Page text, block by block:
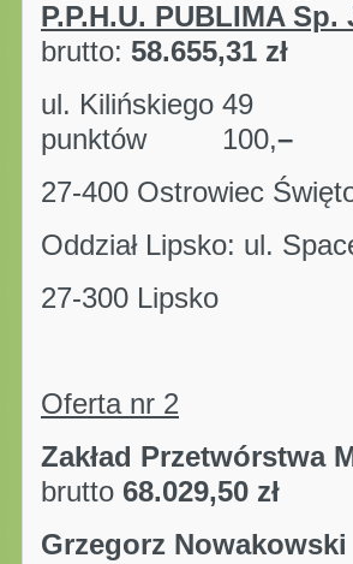
P.P.H.U. PUBLIMA
brutto: 58.655,31 zł
ul.
punktów 100,–
27-400 Ostrowiec
Oddział Lipsko: ul.
27-300 Lipsko
Oferta nr 2
Zakład
brutto 68.029,50 zł
Grzegorz